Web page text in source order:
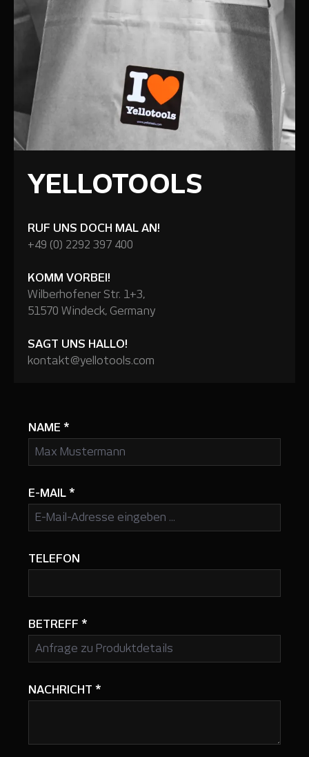
YELLOTOOLS
RUF UNS DOCH MAL AN!
+49 (0) 2292 397 400
KOMM VORBEI!
Wilberhofener Str. 1+3,
51570 Windeck, Germany
SAGT UNS HALLO!
kontakt@yellotools.com
NAME *
E-MAIL *
TELEFON
BETREFF *
NACHRICHT *